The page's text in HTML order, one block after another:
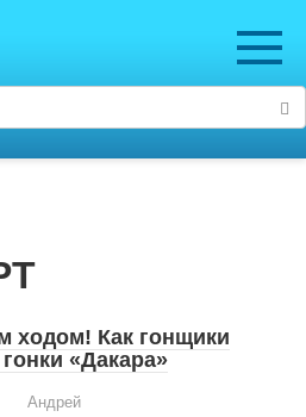
ходом! Как гонщики
«Дакара»
Андрей